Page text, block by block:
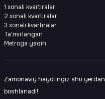
1 xonali kvartiralar
2 xonali kvartiralar
3 xonali kvartiralar
Ta'mirlangan
Metroga yaqin
Zamonaviy hayotingiz shu yerdan
boshlanadi!